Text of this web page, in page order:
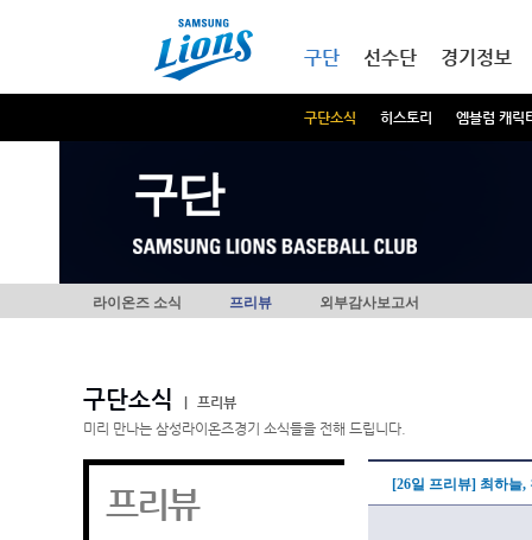
구단
구단소식 히스토리 엠블럼 캐릭
선수단 경기정보
구단
라이온즈 소식 프리뷰 외부감사보고서
구단소식
프리뷰
미리 만나는 삼성라이온즈경기 소식들을 전해 드립니다.
프리뷰 [26일 프리뷰] 최하늘